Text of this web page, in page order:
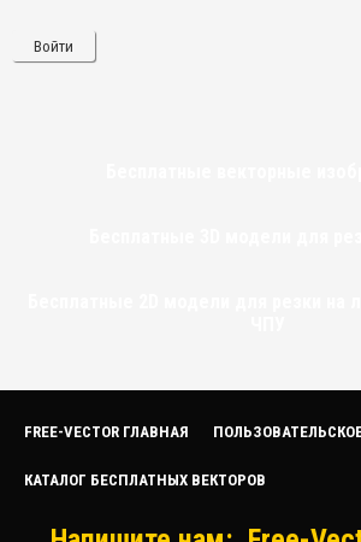
Войти
FREE-VECTOR ГЛАВНАЯ
КАТАЛОГ БЕСПЛАТНЫХ ВЕКТОРОВ